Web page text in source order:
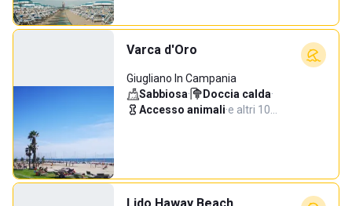
Varca d'Oro
Giugliano In Campania
Sabbiosa· Doccia calda·
Accesso animali·e altri 10…